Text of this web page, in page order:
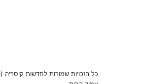
כל הזכויות שמורות לחדשות קיסריה (c) 2026